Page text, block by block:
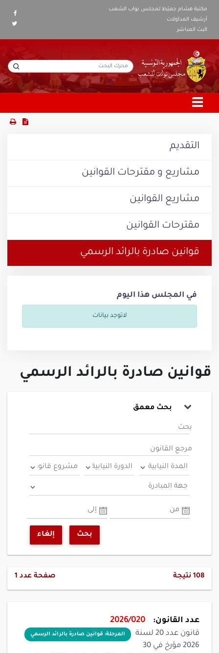
مكتبة هشام جعيّط لمجلس نواب الشعب
أرشيف المداولات
البث المباشر
التقديم
مشاريع و مقترحات القوانين
مشاريع القوانين
مقترحات القوانين
قوانين صادرة بالرائد الرسمي
في المجلس هذا اليوم
لاتوجد بيانات
قوانين صادرة بالرائد الرسمي
بحث معمق
بحث
مرجع القانون
من إلى
بحث إلغاء
108 نتيجة صفحة عدد 1
عدد القانون: 2026/020
المرحلة: قوانين صادرة بالرائد الرسمي
قانون عدد 20 لسنة
2026 مؤرخ في 30